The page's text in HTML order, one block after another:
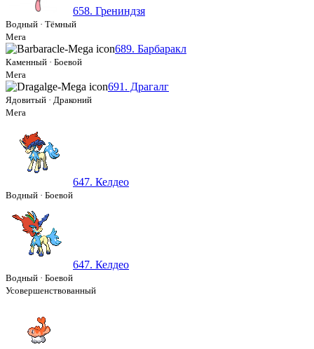
658. Грениндзя
Водный · Тёмный
Мега
689. Барбаракл
Каменный · Боевой
Мега
691. Драгалг
Ядовитый · Драконий
Мега
647. Келдео
Водный · Боевой
647. Келдео
Водный · Боевой
Усовершенствованный